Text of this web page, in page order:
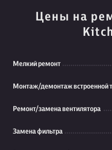
Цены на
Мелкий ремонт
Монтаж/демонтаж встроенной
Ремонт/замена вентилятора
Замена фильтра